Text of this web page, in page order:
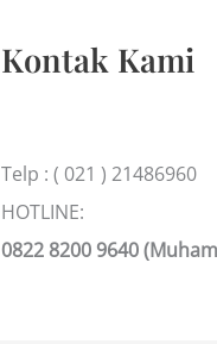
Kontak Kami
Telp : ( 021 ) 21486960
HOTLINE:
0822 8200 9640